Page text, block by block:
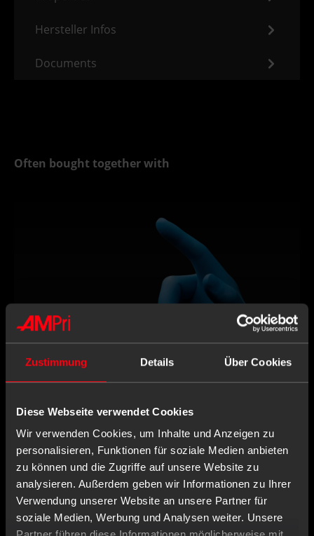
Zustimmung Details Über Cookies
Diese Webseite verwendet Cookies
Wir verwenden Cookies, um Inhalte und Anzeigen zu
personalisieren, Funktionen für soziale Medien anbieten
zu können und die Zugriffe auf unsere Website zu
analysieren. Außerdem geben wir Informationen zu Ihrer
Verwendung unserer Website an unsere Partner für
soziale Medien, Werbung und Analysen weiter. Unsere
Hersteller Infos
Documents
Often bought together with
Item no. : 01198-XL
Nitrile gloves, blue, size XL, powderfree,